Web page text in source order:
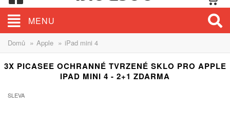
MENU
Domů » Apple » iPad mini 4
3X PICASEE OCHRANNÉ TVRZENÉ SKLO PRO APPLE
IPAD MINI 4 - 2+1 ZDARMA
SLEVA